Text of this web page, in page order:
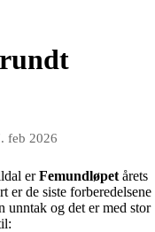
feb 2026
erFemundløpet årets
er de siste forberedelsene
unntak og det er med stor